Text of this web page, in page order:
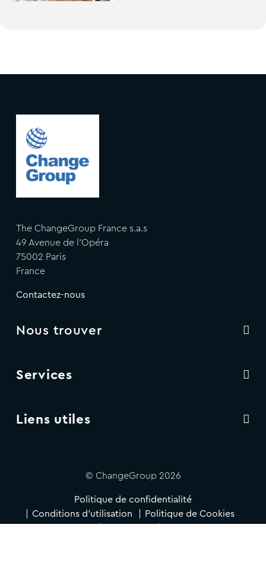
The ChangeGroup France s.a.s
49 Avenue de l'Opéra
75002 Paris
France
Contactez-nous
Nous trouver
Services
Liens utiles
© ChangeGroup 2026
Politique de confidentialité
Conditions d'utilisation
Politique de Cookies